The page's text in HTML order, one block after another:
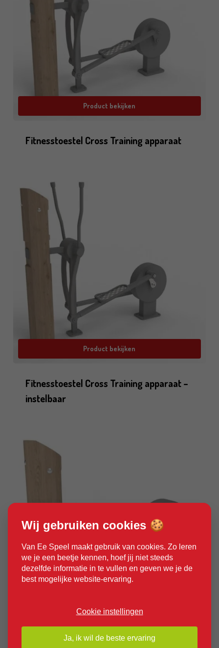
Product bekijken
Fitnesstoestel Cross Training apparaat
Product bekijken
Fitnesstoestel Cross Training apparaat –
instelbaar
Product bekijken
Fitnesstoestel Fiets je fit
Wij gebruiken cookies 🍪
Van Ee Speel maakt gebruik van cookies. Zo leren
we je een beetje kennen, hoef jij niet steeds
dezelfde informatie in te vullen en geven we je de
best mogelijke website-ervaring.
Cookie instellingen
Ja, ik wil de beste ervaring